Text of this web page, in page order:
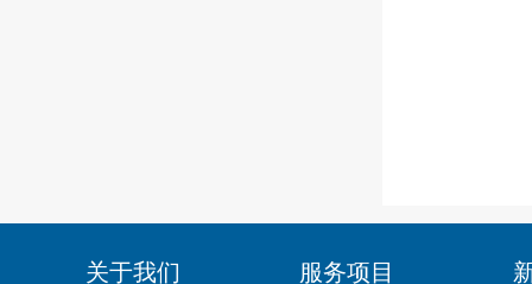
关于我们 服务项目